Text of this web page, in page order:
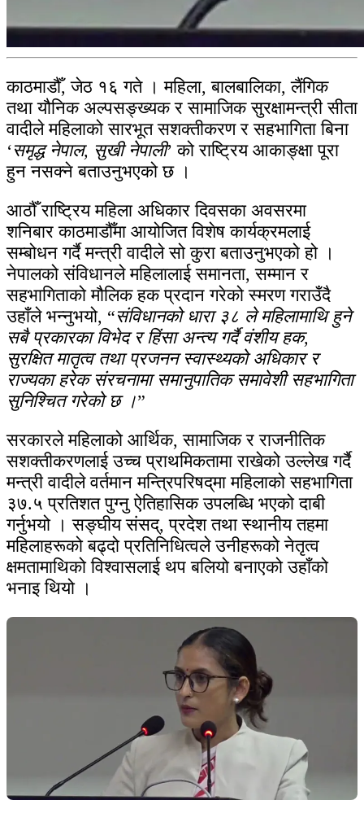
काठमाडौँ, जेठ १६ गते । महिला, बालबालिका, लैंगिक
तथा यौनिक अल्पसङ्ख्यक र सामाजिक सुरक्षामन्त्री सीता
वादीले महिलाको सारभूत सशक्तीकरण र सहभागिता बिना
‘समृद्ध नेपाल, सुखी नेपाली’ को राष्ट्रिय आकाङ्क्षा पूरा
हुन नसक्ने बताउनुभएको छ ।
आठौँ राष्ट्रिय महिला अधिकार दिवसका अवसरमा
शनिबार काठमाडौँमा आयोजित विशेष कार्यक्रमलाई
सम्बोधन गर्दै मन्त्री वादीले सो कुरा बताउनुभएको हो ।
नेपालको संविधानले महिलालाई समानता, सम्मान र
सहभागिताको मौलिक हक प्रदान गरेको स्मरण गराउँदै
उहाँले भन्नुभयो, “संविधानको धारा ३८ ले महिलामाथि हुने
सबै प्रकारका विभेद र हिंसा अन्त्य गर्दै वंशीय हक,
सुरक्षित मातृत्व तथा प्रजनन स्वास्थ्यको अधिकार र
राज्यका हरेक संरचनामा समानुपातिक समावेशी सहभागिता
सुनिश्चित गरेको छ ।”
सरकारले महिलाको आर्थिक, सामाजिक र राजनीतिक
सशक्तीकरणलाई उच्च प्राथमिकतामा राखेको उल्लेख गर्दै
मन्त्री वादीले वर्तमान मन्त्रिपरिषद्‌मा महिलाको सहभागिता
३७.५ प्रतिशत पुग्नु ऐतिहासिक उपलब्धि भएको दाबी
गर्नुभयो । सङ्घीय संसद्, प्रदेश तथा स्थानीय तहमा
महिलाहरूको बढ्दो प्रतिनिधित्वले उनीहरूको नेतृत्व
क्षमतामाथिको विश्वासलाई थप बलियो बनाएको उहाँको
भनाइ थियो ।